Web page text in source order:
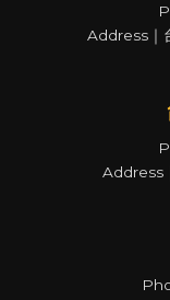
Address｜
Address